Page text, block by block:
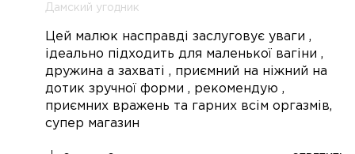
Дамский угодник
Цей малюк насправді заслуговує уваги ,
ідеально підходить для маленької вагіни ,
дружина а захваті , приємний на ніжний на
дотик зручної форми , рекомендую ,
приємних вражень та гарних всім оргазмів,
супер магазин